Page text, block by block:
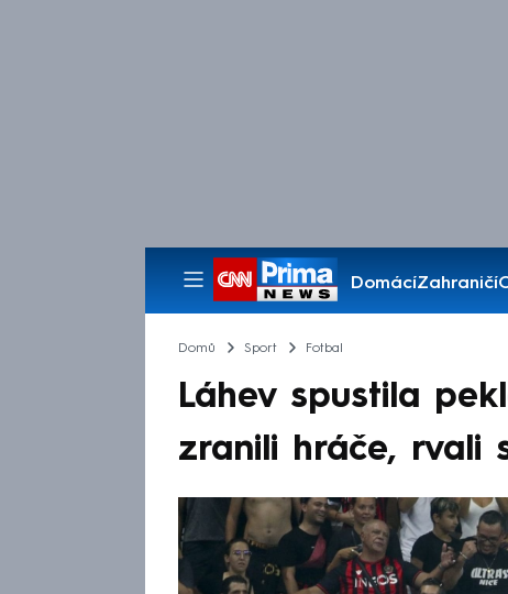
DomácíZahraničí
Pořady
Domů Sport Fotbal
Láhev spustila
zranili hráče, rvali